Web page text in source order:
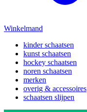
Winkelmand
kinder schaatsen
kunst schaatsen
hockey schaatsen
noren schaatsen
merken
overig & accessoires
schaatsen slijpen